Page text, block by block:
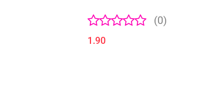
(0)
1.90